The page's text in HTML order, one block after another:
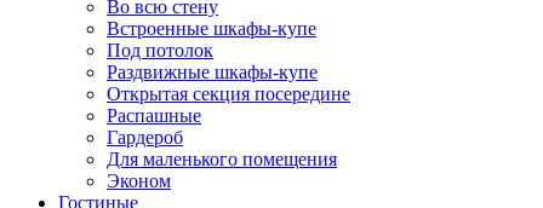
Во всю стену
Встроенные шкафы-купе
Под потолок
Раздвижные шкафы-купе
Открытая секция посередине
Распашные
Гардероб
Для маленького помещения
Эконом
Гостиные